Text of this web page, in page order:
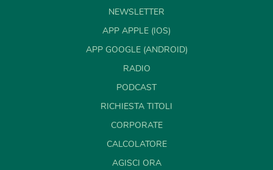
NEWSLETTER
APP APPLE (IOS)
APP GOOGLE (ANDROID)
RADIO
PODCAST
RICHIESTA TITOLI
CORPORATE
CALCOLATORE
AGISCI ORA